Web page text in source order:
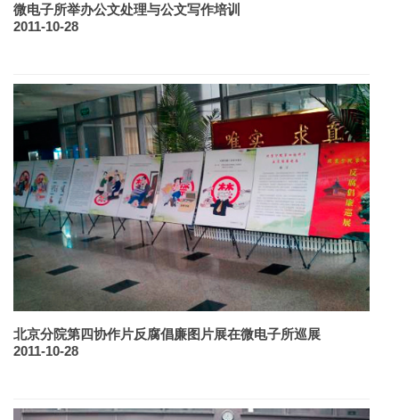
微电子所举办公文处理与公文写作培训
2011-10-28
北京分院第四协作片反腐倡廉图片展在微电子所巡展
2011-10-28